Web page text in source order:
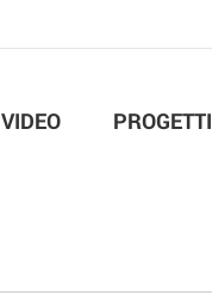
VIDEO PROGETTI